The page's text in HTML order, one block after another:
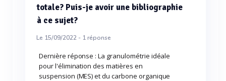
totale? Puis-je avoir une bibliographie
à ce sujet?
Le 15/09/2022 - 1réponse
Dernière réponse : La granulométrie idéale
pour l'élimination des matières en
suspension (MES) et du carbone organique